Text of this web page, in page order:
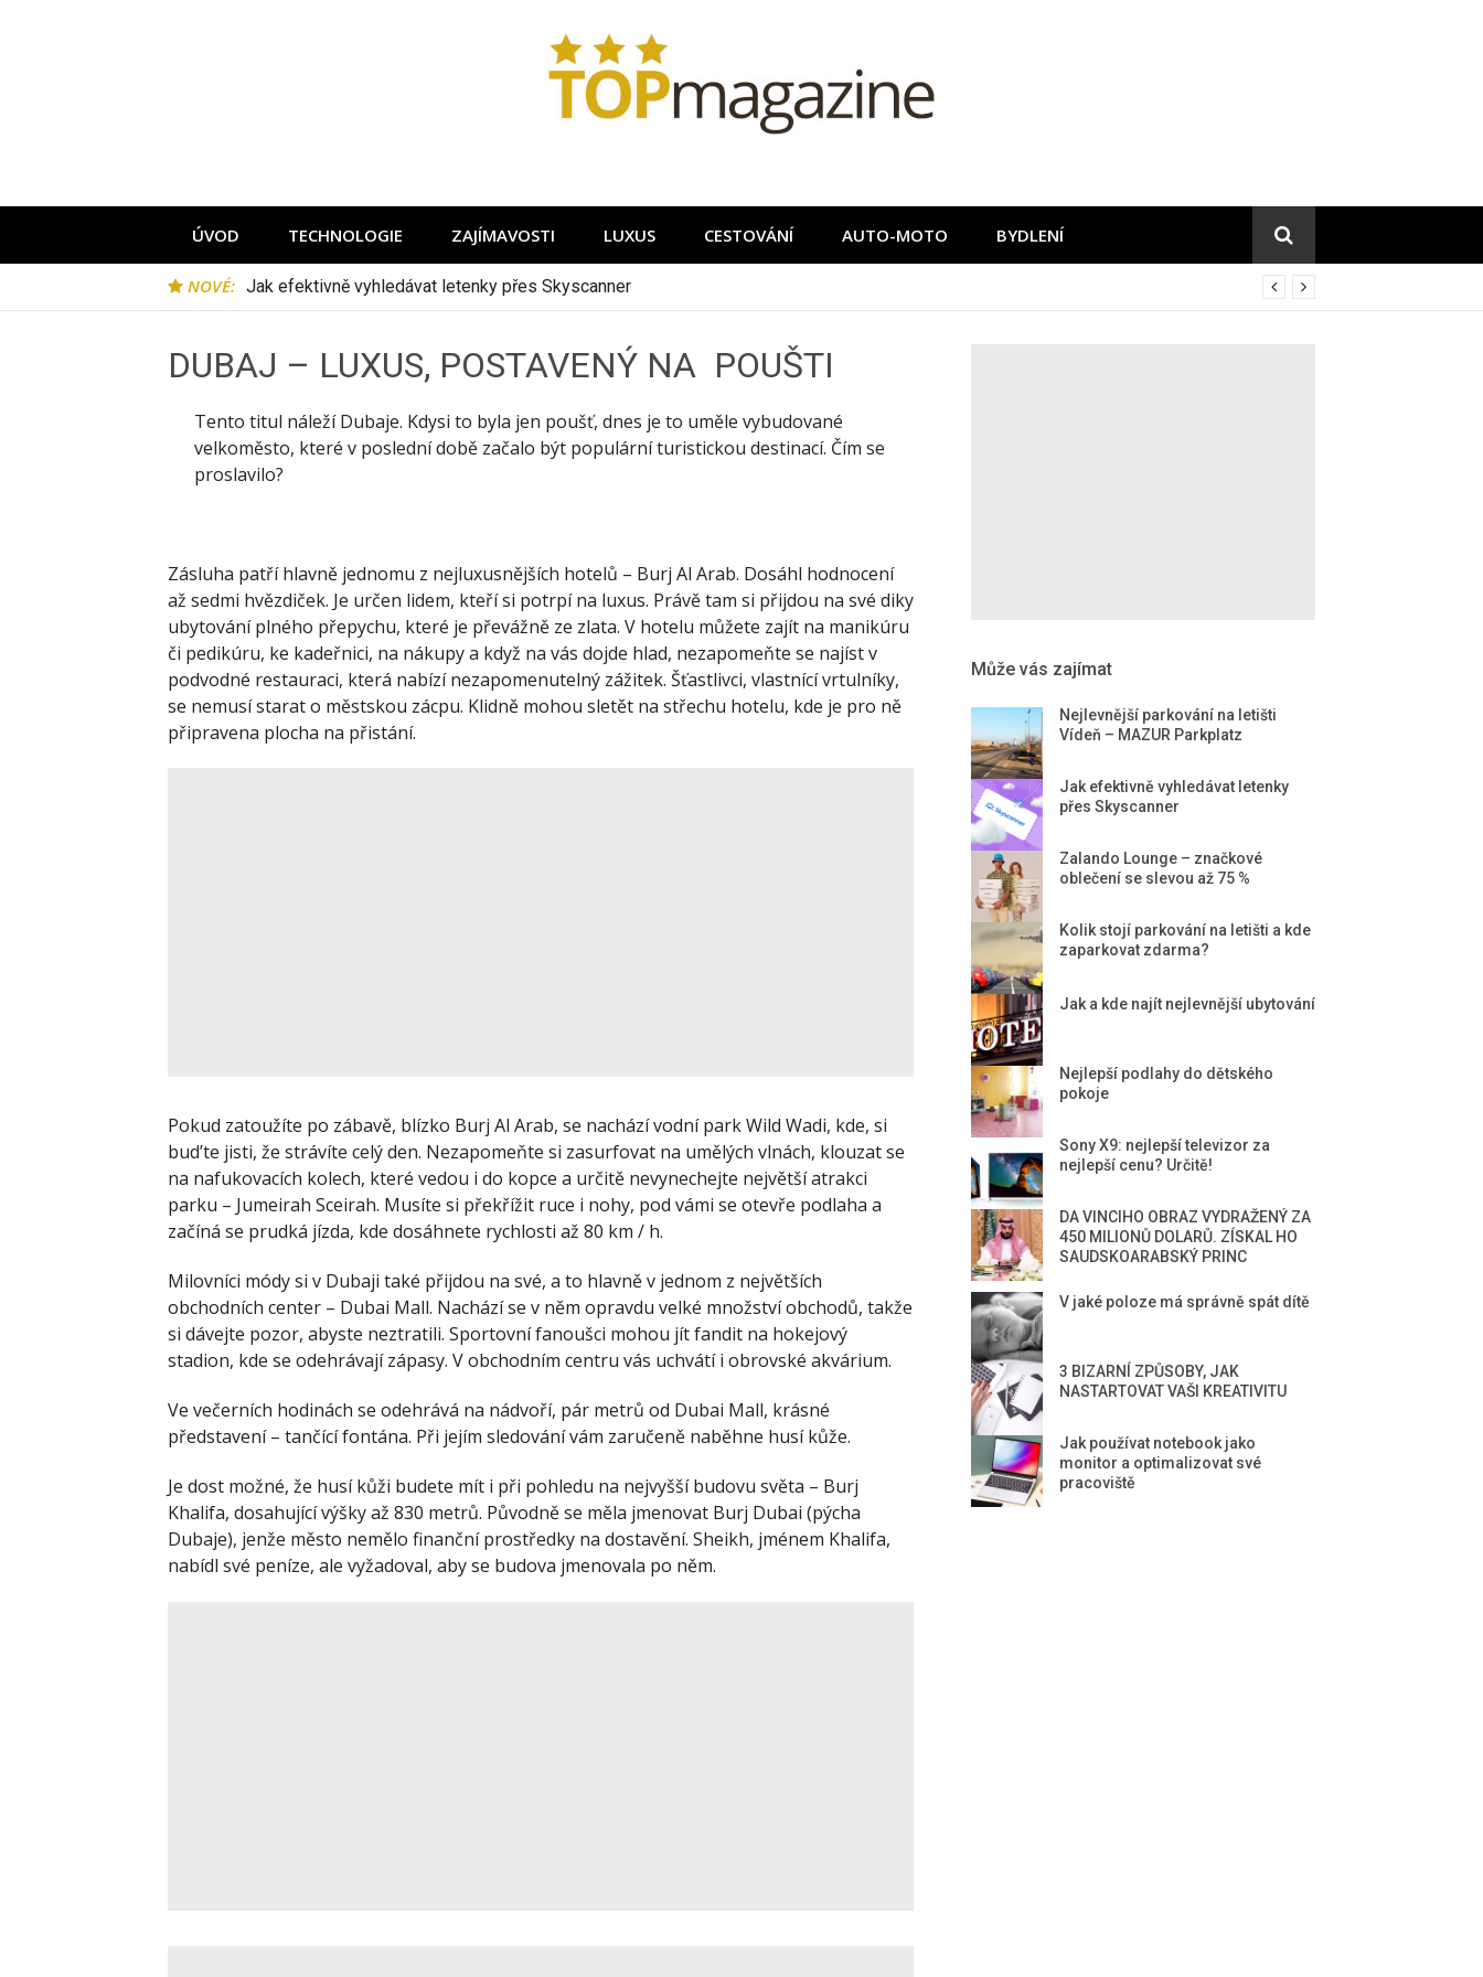
ÚVOD TECHNOLOGIE ZAJÍMAVOSTI LUXUS CESTOVÁNÍ AUTO-MOTO BYDLENÍ
NOVÉ: Jak efektivně vyhledávat letenky přes Skyscanner
DUBAJ – LUXUS, POSTAVENÝ NA POUŠTI
Tento titul náleží Dubaje. Kdysi to byla jen poušť, dnes je to uměle vybudované
velkoměsto, které v poslední době začalo být populární turistickou destinací. Čím se
proslavilo?
Zásluha patří hlavně jednomu z nejluxusnějších hotelů – Burj Al Arab. Dosáhl hodnocení
až sedmi hvězdiček. Je určen lidem, kteří si potrpí na luxus. Právě tam si přijdou na své diky
ubytování plného přepychu, které je převážně ze zlata. V hotelu můžete zajít na manikúru
či pedikúru, ke kadeřnici, na nákupy a když na vás dojde hlad, nezapomeňte se najíst v
podvodné restauraci, která nabízí nezapomenutelný zážitek. Šťastlivci, vlastnící vrtulníky,
se nemusí starat o městskou zácpu. Klidně mohou sletět na střechu hotelu, kde je pro ně
připravena plocha na přistání.
Pokud zatoužíte po zábavě, blízko Burj Al Arab, se nachází vodní park Wild Wadi, kde, si
bud’te jisti, že strávíte celý den. Nezapomeňte si zasurfovat na umělých vlnách, klouzat se
na nafukovacích kolech, které vedou i do kopce a určitě nevynechejte největší atrakci
parku – Jumeirah Sceirah. Musíte si překřížit ruce i nohy, pod vámi se otevře podlaha a
začíná se prudká jízda, kde dosáhnete rychlosti až 80 km / h.
Milovníci módy si v Dubaji také přijdou na své, a to hlavně v jednom z největších
obchodních center – Dubai Mall. Nachází se v něm opravdu velké množství obchodů, takže
si dávejte pozor, abyste neztratili. Sportovní fanoušci mohou jít fandit na hokejový
stadion, kde se odehrávají zápasy. V obchodním centru vás uchvátí i obrovské akvárium.
Ve večerních hodinách se odehrává na nádvoří, pár metrů od Dubai Mall, krásné
představení – tančící fontána. Při jejím sledování vám zaručeně naběhne husí kůže.
Je dost možné, že husí kůži budete mít i při pohledu na nejvyšší budovu světa – Burj
Khalifa, dosahující výšky až 830 metrů. Původně se měla jmenovat Burj Dubai (pýcha
Dubaje), jenže město nemělo finanční prostředky na dostavění. Sheikh, jménem Khalifa,
nabídl své peníze, ale vyžadoval, aby se budova jmenovala po něm.
Může vás zajímat
Nejlevnější parkování na letišti
Vídeň – MAZUR Parkplatz
Jak efektivně vyhledávat letenky
přes Skyscanner
Zalando Lounge – značkové
oblečení se slevou až 75 %
Kolik stojí parkování na letišti a kde
zaparkovat zdarma?
Jak a kde najít nejlevnější ubytování
Nejlepší podlahy do dětského
pokoje
Sony X9: nejlepší televizor za
nejlepší cenu? Určitě!
DA VINCIHO OBRAZ VYDRAŽENÝ ZA
450 MILIONŮ DOLARŮ. ZÍSKAL HO
SAUDSKOARABSKÝ PRINC
V jaké poloze má správně spát dítě
3 BIZARNÍ ZPŮSOBY, JAK
NASTARTOVAT VAŠI KREATIVITU
Jak používat notebook jako
monitor a optimalizovat své
pracoviště